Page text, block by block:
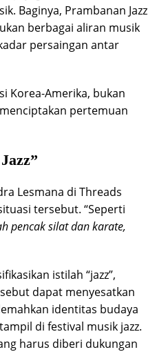
Baginya, Prambanan Jazz
berbagai aliran musik
persaingan antar
Korea-Amerika, bukan
pertemuan
Lesmana di Threads
tersebut. “Seperti
pencak silat dan karate,
istilah “jazz”,
dapat menyesatkan
identitas budaya
di festival musik jazz.
harus diberi dukungan